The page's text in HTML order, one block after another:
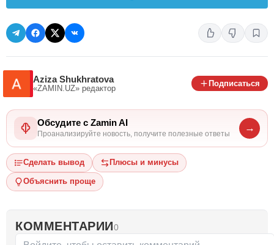
Aziza Shukhratova
«ZAMIN.UZ» редактор
Подписаться
Обсудите с Zamin AI
Проанализируйте новость, получите полезные ответы
→
Сделать вывод Плюсы и минусы
Объяснить проще
КОММЕНТАРИИ0